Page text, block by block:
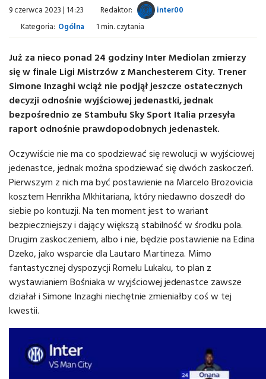
9 czerwca 2023 | 14:23 Redaktor:
inter00
Kategoria: Ogólna 1 min. czytania
Już za nieco ponad 24 godziny Inter Mediolan zmierzy
się w finale Ligi Mistrzów z Manchesterem City. Trener
Simone Inzaghi wciąż nie podjął jeszcze ostatecznych
decyzji odnośnie wyjściowej jedenastki, jednak
bezpośrednio ze Stambułu Sky Sport Italia przesyła
raport odnośnie prawdopodobnych jedenastek.
Oczywiście nie ma co spodziewać się rewolucji w wyjściowej
jedenastce, jednak można spodziewać się dwóch zaskoczeń.
Pierwszym z nich ma być postawienie na Marcelo Brozovicia
kosztem Henrikha Mkhitariana, który niedawno doszedł do
siebie po kontuzji. Na ten moment jest to wariant
bezpieczniejszy i dający większą stabilność w środku pola.
Drugim zaskoczeniem, albo i nie, będzie postawienie na Edina
Dzeko, jako wsparcie dla Lautaro Martineza. Mimo
fantastycznej dyspozycji Romelu Lukaku, to plan z
wystawianiem Bośniaka w wyjściowej jedenastce zawsze
działał i Simone Inzaghi niechętnie zmieniałby coś w tej
kwestii.